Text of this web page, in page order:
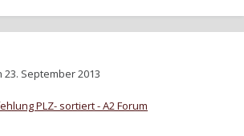
23. September 2013
PLZ- sortiert - A2 Forum